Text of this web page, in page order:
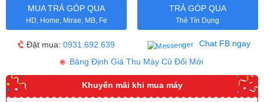
MUA TRẢ GÓP QUA
HD, Home, Mirae, MB, Fe
TRẢ GÓP QUA
Thẻ Tín Dụng
Đặt mua:0931.692.639
Chat FB ngay
Bảng Định Giá Thu Máy Cũ Đổi Mới
Khuyến mãi khi mua máy